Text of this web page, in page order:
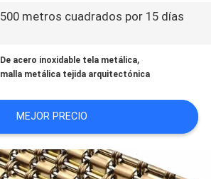
500 metros cuadrados por 15 días
De acero inoxidable tela metálica,
malla metálica tejida arquitectónica
MEJOR PRECIO